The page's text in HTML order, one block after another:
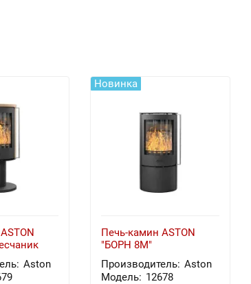
Aston
Новинка
Печь-камин ASTON
"БОРН 8М"
Производитель: Aston
Модель: 12678